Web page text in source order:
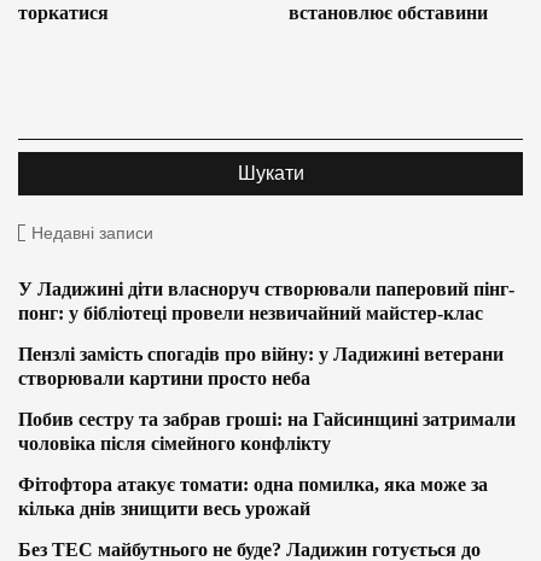
торкатися
встановлює обставини
Недавні записи
У Ладижині діти власноруч створювали паперовий пінг-
понг: у бібліотеці провели незвичайний майстер-клас
Пензлі замість спогадів про війну: у Ладижині ветерани
створювали картини просто неба
Побив сестру та забрав гроші: на Гайсинщині затримали
чоловіка після сімейного конфлікту
Фітофтора атакує томати: одна помилка, яка може за
кілька днів знищити весь урожай
Без ТЕС майбутнього не буде? Ладижин готується до